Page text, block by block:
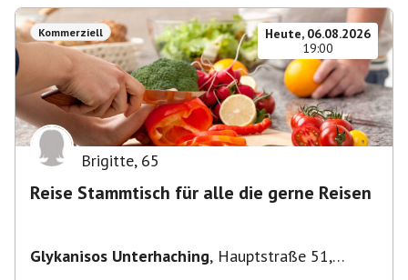
Kommerziell
Heute, 06.08.2026
19:00
Brigitte, 65
Reise Stammtisch für alle die gerne Reisen
Glykanisos Unterhaching, Hauptstraße 51,